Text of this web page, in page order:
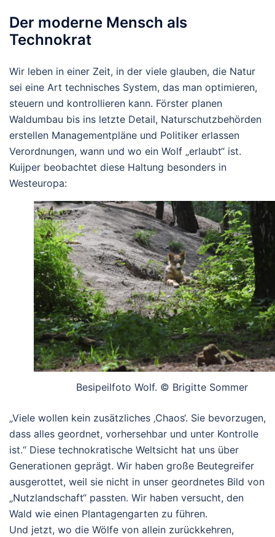
Der moderne Mensch als
Technokrat
Wir leben in einer Zeit, in der viele glauben, die Natur
sei eine Art technisches System, das man optimieren,
steuern und kontrollieren kann. Förster planen
Waldumbau bis ins letzte Detail, Naturschutzbehörden
erstellen Managementpläne und Politiker erlassen
Verordnungen, wann und wo ein Wolf „erlaubt“ ist.
Kuijper beobachtet diese Haltung besonders in
Westeuropa:
Besipeilfoto Wolf. © Brigitte Sommer
„Viele wollen kein zusätzliches ‚Chaos‘. Sie bevorzugen,
dass alles geordnet, vorhersehbar und unter Kontrolle
ist.“ Diese technokratische Weltsicht hat uns über
Generationen geprägt. Wir haben große Beutegreifer
ausgerottet, weil sie nicht in unser geordnetes Bild von
„Nutzlandschaft“ passten. Wir haben versucht, den
Wald wie einen Plantagengarten zu führen.
Und jetzt, wo die Wölfe von allein zurückkehren,